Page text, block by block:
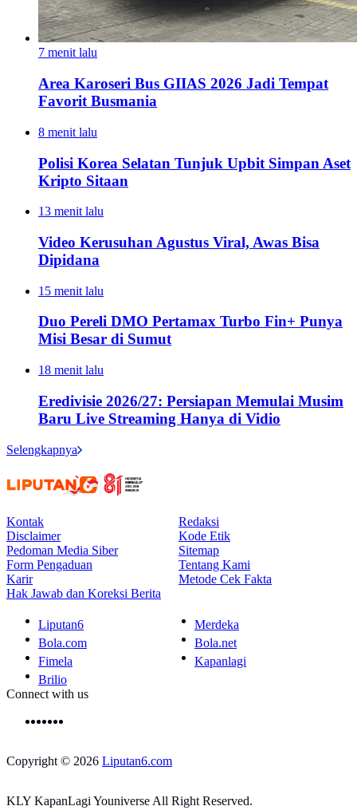
7 menit lalu
Area Karoseri Bus GIIAS 2026 Jadi Tempat
Favorit Busmania
8 menit lalu
Polisi Korea Selatan Tunjuk Upbit Simpan Aset
Kripto Sitaan
13 menit lalu
Video Kerusuhan Agustus Viral, Awas Bisa
Dipidana
15 menit lalu
Duo Pereli DMO Pertamax Turbo Fin+ Punya
Misi Besar di Sumut
18 menit lalu
Eredivisie 2026/27: Persiapan Memulai Musim
Baru Live Streaming Hanya di Vidio
Selengkapnya
Kontak
Redaksi
Disclaimer
Kode Etik
Pedoman Media Siber
Sitemap
Form Pengaduan
Tentang Kami
Karir
Metode Cek Fakta
Hak Jawab dan Koreksi Berita
Liputan6
Merdeka
Bola.com
Bola.net
Fimela
Kapanlagi
Brilio
Connect with us
Copyright © 2026 Liputan6.com
KLY KapanLagi Youniverse All Right Reserved.